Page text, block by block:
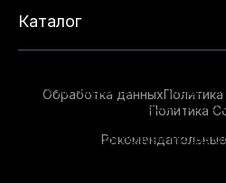
Каталог
Обработка данных
Политика
опыта на нашем сайте.
данный сайт, вы соглашаетесь с
технологий. Для получения